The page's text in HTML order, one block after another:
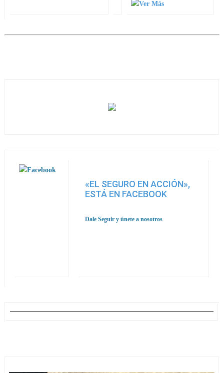
«EL SEGURO EN ACCIÓN»,
ESTÁ EN FACEBOOK
Dale Seguir y únete a nosotros